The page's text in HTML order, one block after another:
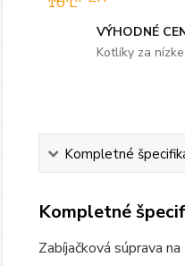
VÝHODNÉ
Kotlíky za
Kompletné
Kompletné
Zabíjačková súprava